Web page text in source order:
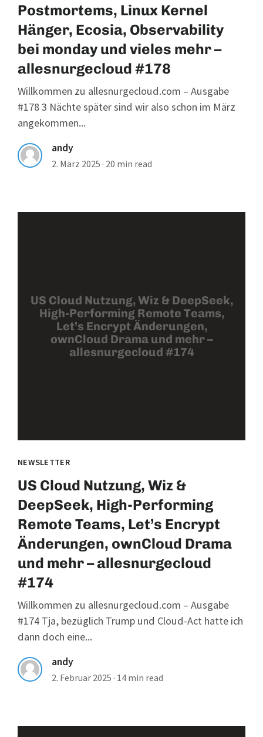
Postmortems, Linux Kernel
Hänger, Ecosia, Observability
bei monday und vieles mehr –
allesnurgecloud #178
Willkommen zu allesnurgecloud.com – Ausgabe
#178 3 Nächte später sind wir also schon im März
angekommen...
andy
2. März 2025 · 20 min read
US Cloud Nutzung, Wiz & DeepSeek,
High-Performing Remote Teams,
Let’s Encrypt Änderungen,
ownCloud Drama und mehr –
allesnurgecloud #174
NEWSLETTER
US Cloud Nutzung, Wiz &
DeepSeek, High-Performing
Remote Teams, Let’s Encrypt
Änderungen, ownCloud Drama
und mehr – allesnurgecloud
#174
Willkommen zu allesnurgecloud.com – Ausgabe
#174 Tja, bezüglich Trump und Cloud-Act hatte ich
dann doch eine...
andy
2. Februar 2025 · 14 min read